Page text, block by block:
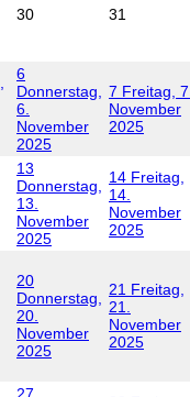
30 31
6
Donnerstag,
6.
November
2025
7 Freitag, 7.
November
2025
13
Donnerstag,
13.
November
2025
14 Freitag,
14.
November
2025
20
Donnerstag,
20.
November
2025
21 Freitag,
21.
November
2025